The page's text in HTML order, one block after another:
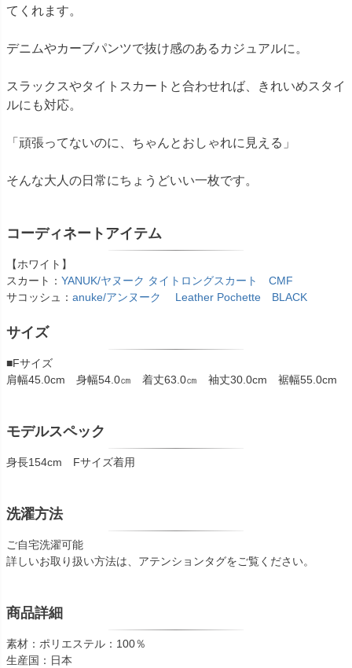
てくれます。
デニムやカーブパンツで抜け感のあるカジュアルに。
スラックスやタイトスカートと合わせれば、きれいめスタイ
ルにも対応。
「頑張ってないのに、ちゃんとおしゃれに見える」
そんな大人の日常にちょうどいい一枚です。
コーディネートアイテム
【ホワイト】
スカート： YANUK/ヤヌーク タイトロングスカート CMF
サコッシュ： anuke/アンヌーク Leather Pochette BLACK
サイズ
■Fサイズ
肩幅45.0cm 身幅54.0㎝ 着丈63.0㎝ 袖丈30.0cm 裾幅55.0cm
モデルスペック
身長154cm Fサイズ着用
洗濯方法
ご自宅洗濯可能
詳しいお取り扱い方法は、アテンションタグをご覧ください。
商品詳細
素材：ポリエステル：100％
生産国：日本